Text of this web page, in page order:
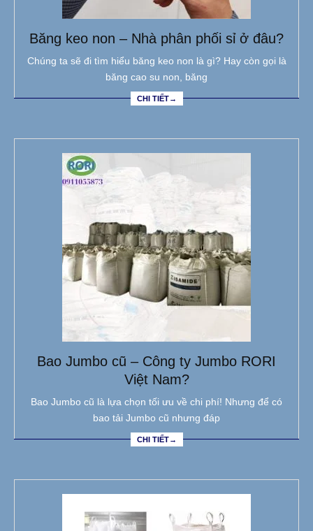
Băng keo non – Nhà phân phối sỉ ở đâu?
Chúng ta sẽ đi tìm hiểu băng keo non là gì? Hay còn gọi là
băng cao su non, băng
CHI TIẾT→
Bao Jumbo cũ – Công ty Jumbo RORI
Việt Nam?
Bao Jumbo cũ là lựa chọn tối ưu về chi phí! Nhưng để có
bao tải Jumbo cũ nhưng đáp
CHI TIẾT→